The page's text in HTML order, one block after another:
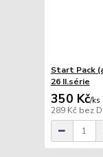
Start Pack
26 II.série
350 Kč/ks
289 Kč bez